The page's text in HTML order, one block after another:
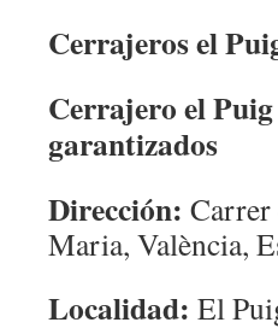
Cerrajeros el
Cerrajero el
garantizados
Dirección: Carrer
Maria, València,
Localidad: El